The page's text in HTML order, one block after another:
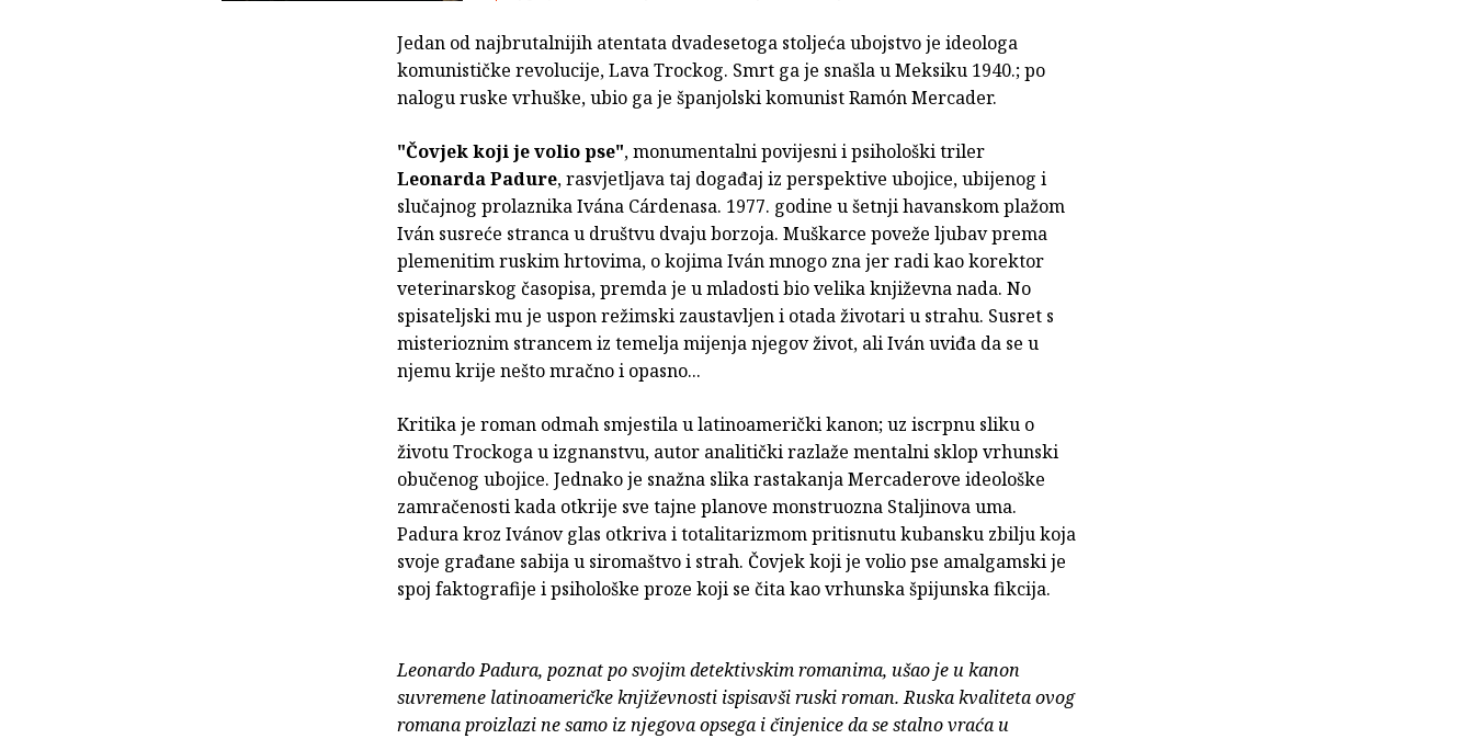
Jedan od najbrutalnijih atentata dvadesetoga stoljeća ubojstvo je ideologa
komunističke revolucije, Lava Trockog. Smrt ga je snašla u Meksiku 1940.; po
nalogu ruske vrhuške, ubio ga je španjolski komunist Ramón Mercader.
"Čovjek koji je volio pse",monumentalni povijesni i psihološki triler
Leonarda Padure, rasvjetljava taj događaj iz perspektive ubojice, ubijenog i
slučajnog prolaznika Ivána Cárdenasa. 1977. godine u šetnji havanskom plažom
Iván susreće stranca u društvu dvaju borzoja. Muškarce poveže ljubav prema
plemenitim ruskim hrtovima, o kojima Iván mnogo zna jer radi kao korektor
veterinarskog časopisa, premda je u mladosti bio velika književna nada. No
spisateljski mu je uspon režimski zaustavljen i otada životari u strahu. Susret s
misterioznim strancem iz temelja mijenja njegov život, ali Iván uviđa da se u
njemu krije nešto mračno i opasno...
Kritika je roman odmah smjestila u latinoamerički kanon; uz iscrpnu sliku o
životu Trockoga u izgnanstvu, autor analitički razlaže mentalni sklop vrhunski
obučenog ubojice. Jednako je snažna slika rastakanja Mercaderove ideološke
zamračenosti kada otkrije sve tajne planove monstruozna Staljinova uma.
Padura kroz Ivánov glas otkriva i totalitarizmom pritisnutu kubansku zbilju koja
svoje građane sabija u siromaštvo i strah. Čovjek koji je volio pse amalgamski je
spoj faktografije i psihološke proze koji se čita kao vrhunska špijunska fikcija.
Leonardo Padura, poznat po svojim detektivskim romanima, ušao je u kanon
suvremene latinoameričke književnosti ispisavši ruski roman. Ruska kvaliteta ovog
romana proizlazi ne samo iz njegova opsega i činjenice da se stalno vraća u